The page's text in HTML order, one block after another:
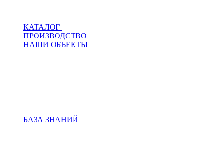
КАТАЛОГ
ПРОИЗВОДСТВО
НАШИ ОБЪЕКТЫ
БАЗА ЗНАНИЙ